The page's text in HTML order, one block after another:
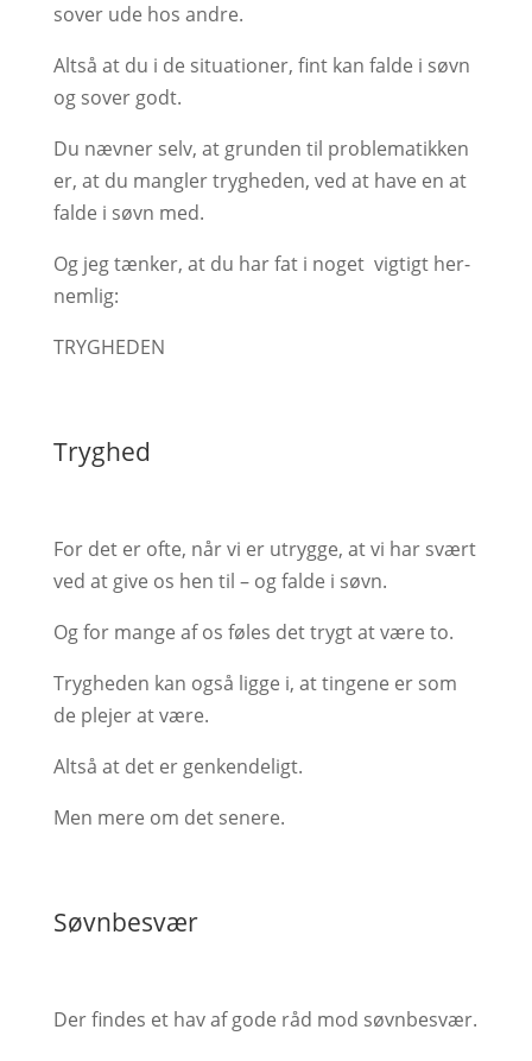
sover ude hos andre.
Altså at du i de situationer, fint kan falde i søvn
og sover godt.
Du nævner selv, at grunden til problematikken
er, at du mangler trygheden, ved at have en at
falde i søvn med.
Og jeg tænker, at du har fat i noget vigtigt her-
nemlig:
TRYGHEDEN
Tryghed
For det er ofte, når vi er utrygge, at vi har svært
ved at give os hen til – og falde i søvn.
Og for mange af os føles det trygt at være to.
Trygheden kan også ligge i, at tingene er som
de plejer at være.
Altså at det er genkendeligt.
Men mere om det senere.
Søvnbesvær
Der findes et hav af gode råd mod søvnbesvær.